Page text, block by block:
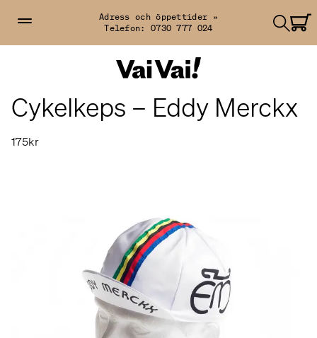
Adress och öppettider »
Telefon: 0730 777 024
Cykelkeps – Eddy Merckx
175kr